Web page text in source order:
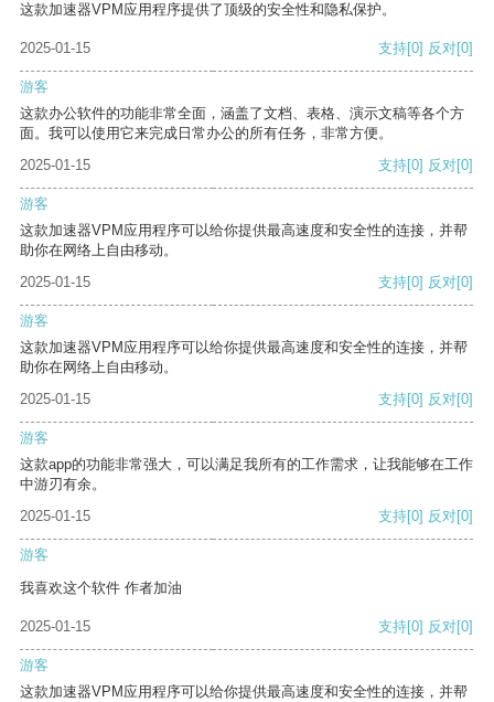
这款加速器VPM应用程序提供了顶级的安全性和隐私保护。
2025-01-15 支持[0] 反对[0]
游客
这款办公软件的功能非常全面，涵盖了文档、表格、演示文稿等各个方
面。我可以使用它来完成日常办公的所有任务，非常方便。
2025-01-15
支持[0] 反对[0]
游客
这款加速器VPM应用程序可以给你提供最高速度和安全性的连接，并帮
助你在网络上自由移动。
2025-01-15
支持[0] 反对[0]
游客
这款加速器VPM应用程序可以给你提供最高速度和安全性的连接，并帮
助你在网络上自由移动。
2025-01-15
支持[0] 反对[0]
游客
这款app的功能非常强大，可以满足我所有的工作需求，让我能够在工作
中游刃有余。
2025-01-15
支持[0] 反对[0]
游客
我喜欢这个软件 作者加油
2025-01-15 支持[0] 反对[0]
游客
这款加速器VPM应用程序可以给你提供最高速度和安全性的连接，并帮